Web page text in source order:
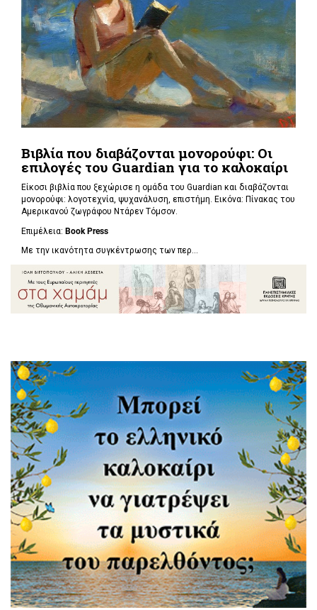
Βιβλία που διαβάζονται μονορούφι: Οι
επιλογές του Guardian για το καλοκαίρι
Είκοσι βιβλία που ξεχώρισε η ομάδα του Guardian και διαβάζονται
μονορούφι: λογοτεχνία, ψυχανάλυση, επιστήμη. Εικόνα: Πίνακας του
Αμερικανού ζωγράφου Ντάρεν Τόμσον.
Επιμέλεια: Book Press
Με την ικανότητα συγκέντρωσης των περ...